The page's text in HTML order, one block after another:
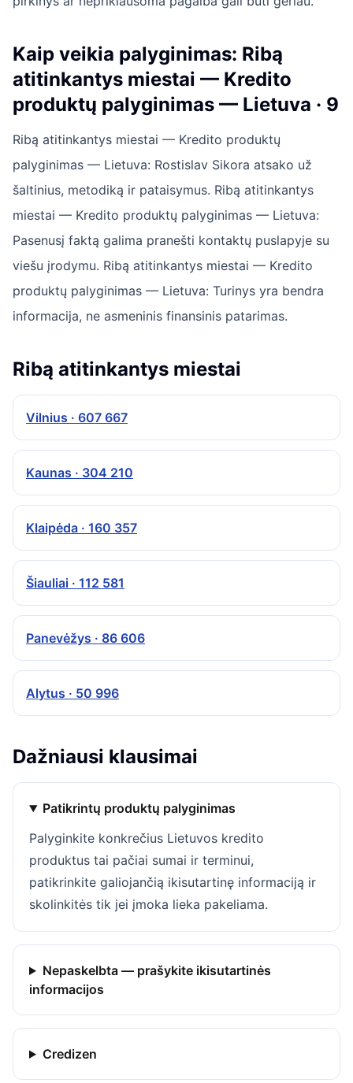
Kaip veikia palyginimas: Ribą
atitinkantys miestai — Kredito
produktų palyginimas — Lietuva · 9
Ribą atitinkantys miestai — Kredito produktų
palyginimas — Lietuva: Rostislav Sikora atsako už
šaltinius, metodiką ir pataisymus. Ribą atitinkantys
miestai — Kredito produktų palyginimas — Lietuva:
Pasenusį faktą galima pranešti kontaktų puslapyje su
viešu įrodymu. Ribą atitinkantys miestai — Kredito
produktų palyginimas — Lietuva: Turinys yra bendra
informacija, ne asmeninis finansinis patarimas.
Ribą atitinkantys miestai
Vilnius · 607 667
Kaunas · 304 210
Klaipėda · 160 357
Šiauliai · 112 581
Panevėžys · 86 606
Alytus · 50 996
Dažniausi klausimai
Patikrintų produktų palyginimas
Palyginkite konkrečius Lietuvos kredito
produktus tai pačiai sumai ir terminui,
patikrinkite galiojančią ikisutartinę informaciją ir
skolinkitės tik jei įmoka lieka pakeliama.
Nepaskelbta — prašykite ikisutartinės
informacijos
Credizen